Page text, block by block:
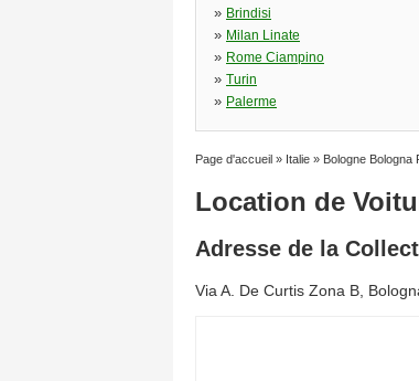
» Brindisi
» Milan Linate
» Rome Ciampino
» Turin
» Palerme
Page d'accueil » Italie » Bologne Bologna
Location de
Adresse de la
Via A. De Curtis Zona B,